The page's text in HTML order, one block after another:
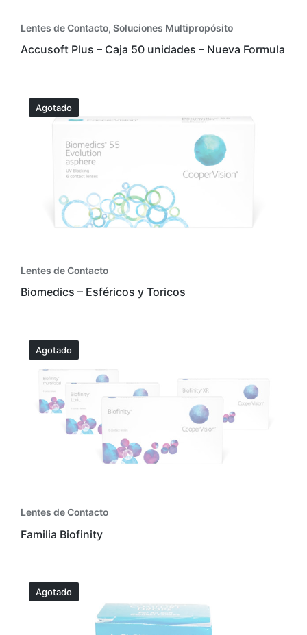
Lentes de Contacto, Soluciones Multipropósito
Accusoft Plus – Caja 50 unidades – Nueva Formula
Agotado
Lentes de Contacto
Biomedics – Esféricos y Toricos
Agotado
Lentes de Contacto
Familia Biofinity
Agotado